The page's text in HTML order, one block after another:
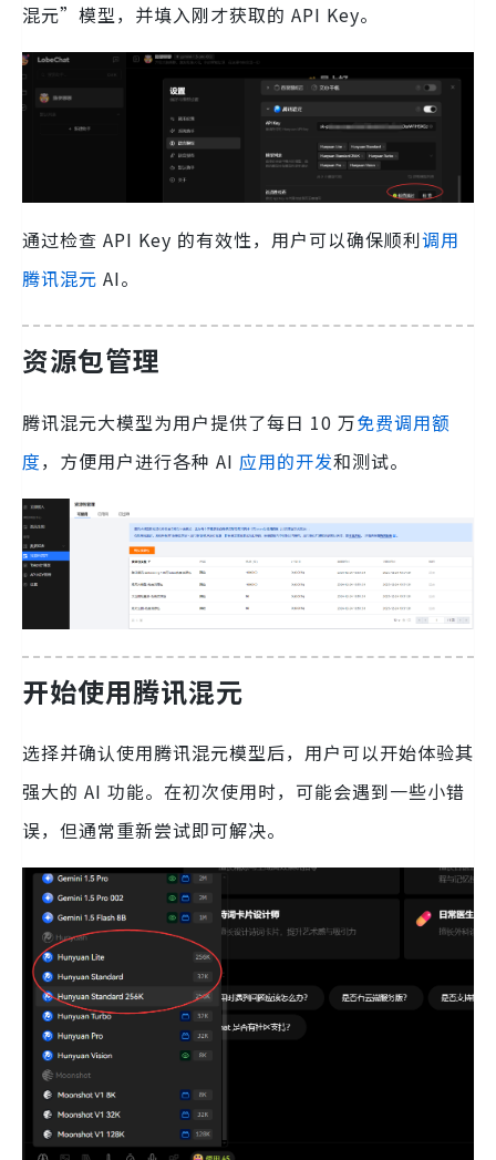
混元”模型，并填入刚才获取的 API Key。
通过检查 API Key 的有效性，用户可以确保顺利调用
腾讯混元 AI。
资源包管理
腾讯混元大模型为用户提供了每日 10 万免费调用额
度，方便用户进行各种 AI 应用的开发和测试。
开始使用腾讯混元
选择并确认使用腾讯混元模型后，用户可以开始体验其
强大的 AI 功能。在初次使用时，可能会遇到一些小错
误，但通常重新尝试即可解决。